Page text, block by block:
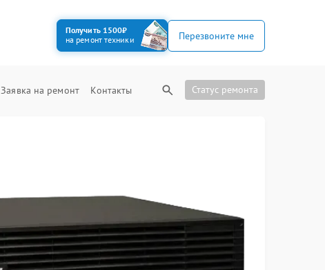
Получить 1500₽
на ремонт техники
Перезвоните мне
Заявка на ремонт Контакты Статус ремонта